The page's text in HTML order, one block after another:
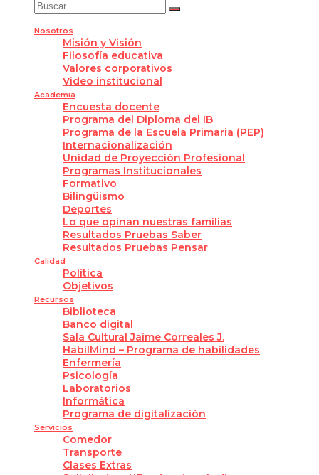
Nosotros
Misión y Visión
Filosofía educativa
Valores corporativos
Video institucional
Academia
Encuesta docente
Programa del Diploma del IB
Programa de la Escuela Primaria (PEP)
Internacionalización
Unidad de Proyección Profesional
Programas Institucionales
Formativo
Bilingüismo
Deportes
Lo que opinan nuestras familias
Resultados Pruebas Saber
Resultados Pruebas Pensar
Calidad
Política
Objetivos
Recursos
Biblioteca
Banco digital
Sala Cultural Jaime Correales J.
HabilMind – Programa de habilidades
Enfermería
Psicología
Laboratorios
Informática
Programa de digitalización
Servicios
Comedor
Transporte
Clases Extras